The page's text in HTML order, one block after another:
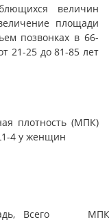
величин
площади
позвонках в 66-
21-25 до 81-85 лет
плотность (МПК)
4 у женщин
Всего